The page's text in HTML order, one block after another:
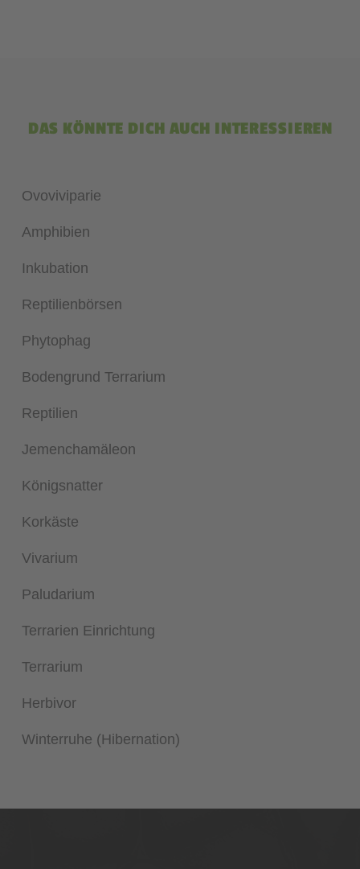
DAS KÖNNTE DICH AUCH INTERESSIEREN
Ovoviviparie
Amphibien
Inkubation
Reptilienbörsen
Phytophag
Bodengrund Terrarium
Reptilien
Jemenchamäleon
Königsnatter
Korkäste
Vivarium
Paludarium
Terrarien Einrichtung
Terrarium
Herbivor
Winterruhe (Hibernation)